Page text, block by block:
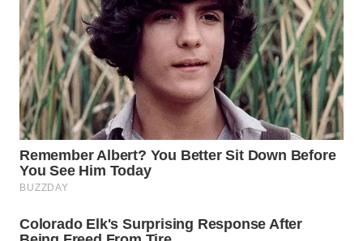
WAHANA
ADVOKAT
WAHANA
INFRASTRUKTUR
WAHANA
KONSUMEN
LISTRIK